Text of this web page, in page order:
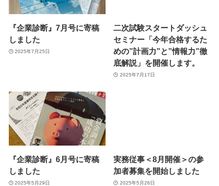
『企業診断』7月号に寄稿
しました
2025年7月25日
二次試験スタートダッシュ
セミナー「今年合格するた
めの”計画力”と”情報力”徹
底解説」を開催します。
2025年7月17日
『企業診断』6月号に寄稿
しました
2025年5月29日
実務従事＜8月開催＞の参
加者募集を開始しました
2025年5月26日